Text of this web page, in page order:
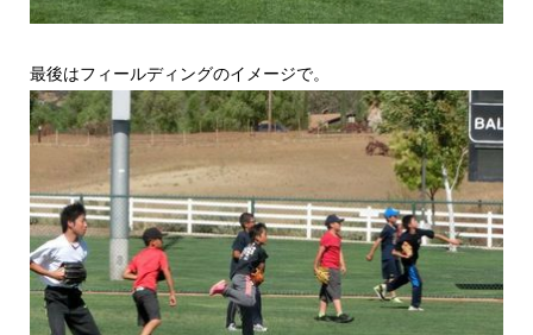
最後はフィールディングのイメージで。